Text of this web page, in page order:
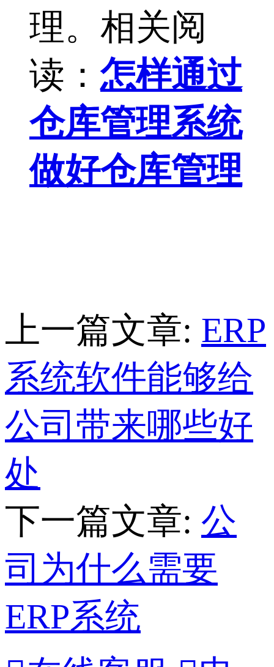
理。相关阅
读：怎样通过
仓库管理系统
做好仓库管理
上一篇文章: ERP
系统软件能够给
公司带来哪些好
处
下一篇文章: 公
司为什么需要
ERP系统